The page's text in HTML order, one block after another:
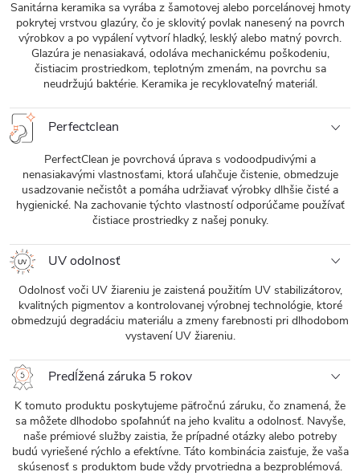
Sanitárna keramika sa vyrába z šamotovej alebo porcelánovej hmoty
pokrytej vrstvou glazúry, čo je sklovitý povlak nanesený na povrch
výrobkov a po vypálení vytvorí hladký, lesklý alebo matný povrch.
Glazúra je nenasiakavá, odoláva mechanickému poškodeniu,
čistiacim prostriedkom, teplotným zmenám, na povrchu sa
neudržujú baktérie. Keramika je recyklovateľný materiál.
Perfectclean
PerfectClean je povrchová úprava s vodoodpudivými a
nenasiakavými vlastnosťami, ktorá uľahčuje čistenie, obmedzuje
usadzovanie nečistôt a pomáha udržiavať výrobky dlhšie čisté a
hygienické. Na zachovanie týchto vlastností odporúčame používať
čistiace prostriedky z našej ponuky.
UV odolnosť
Odolnosť voči UV žiareniu je zaistená použitím UV stabilizátorov,
kvalitných pigmentov a kontrolovanej výrobnej technológie, ktoré
obmedzujú degradáciu materiálu a zmeny farebnosti pri dlhodobom
vystavení UV žiareniu.
Predĺžená záruka 5 rokov
K tomuto produktu poskytujeme päťročnú záruku, čo znamená, že
sa môžete dlhodobo spoľahnúť na jeho kvalitu a odolnosť. Navyše,
naše prémiové služby zaistia, že prípadné otázky alebo potreby
budú vyriešené rýchlo a efektívne. Táto kombinácia zaisťuje, že vaša
skúsenosť s produktom bude vždy prvotriedna a bezproblémová.